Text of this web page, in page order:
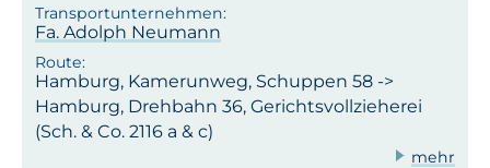
Fa. Adolph Neumann
Hamburg, Kamerunweg, Schuppen 58 ->
Hamburg, Drehbahn 36, Gerichtsvollzieherei
(Sch. & Co. 2116 a & c)
mehr